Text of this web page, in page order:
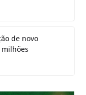
de novo